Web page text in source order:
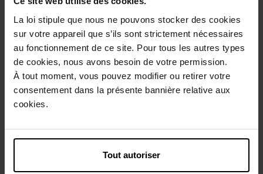
La loi stipule que nous ne pouvons stocker des cookies
sur votre appareil que s’ils sont strictement nécessaires
au fonctionnement de ce site. Pour tous les autres types
de cookies, nous avons besoin de votre permission.
À tout moment, vous pouvez modifier ou retirer votre
consentement dans la présente bannière relative aux
cookies.
Tout autoriser
Description
Conseil d'utilisation
Caractéristiques